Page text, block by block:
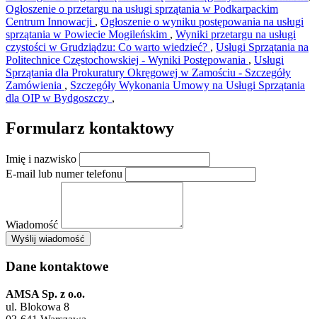
Ogłoszenie o przetargu na usługi sprzątania w Podkarpackim
Centrum Innowacji , Ogłoszenie o wyniku postępowania na usługi
sprzątania w Powiecie Mogileńskim , Wyniki przetargu na usługi
czystości w Grudziądzu: Co warto wiedzieć? , Usługi Sprzątania na
Politechnice Częstochowskiej - Wyniki Postępowania , Usługi
Sprzątania dla Prokuratury Okręgowej w Zamościu - Szczegóły
Zamówienia , Szczegóły Wykonania Umowy na Usługi Sprzątania
dla OIP w Bydgoszczy ,
Formularz kontaktowy
Imię i nazwisko
E-mail lub numer telefonu
Wiadomość
Wyślij wiadomośćAMSA Sp. z o.o. - ul. Blokowa 8, Warszawa
+
−
Dane kontaktowe
AMSA Sp. z o.o.
ul. Blokowa 8